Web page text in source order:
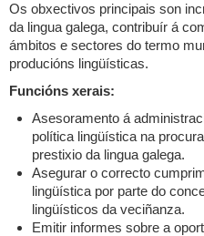
Os obxectivos principais son
da lingua galega, contribuír á
ámbitos e sectores do termo
producións lingüísticas.
Funcións xerais:
Asesoramento á
política lingüística na
prestixio da lingua galega.
Asegurar o correcto
lingüística por parte do
lingüísticos da veciñanza.
Emitir informes sobre a